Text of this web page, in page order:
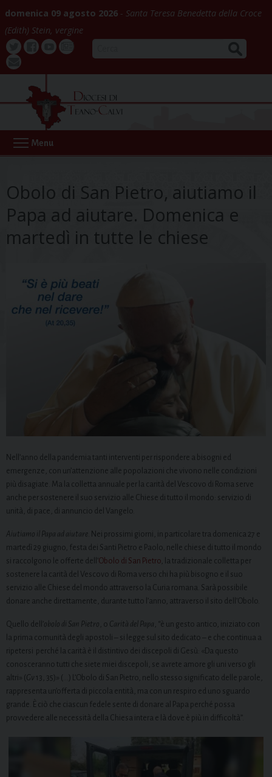
content
domenica 09 agosto 2026
Santa Teresa Benedetta della Croce
(Edith) Stein, vergine
Twitter
Buona
webmail
Menu
Obolo di San Pietro, aiutiamo il
Papa ad aiutare. Domenica e
martedì in tutte le chiese
Nell’anno della pandemia tanti interventi per rispondere a bisogni ed
emergenze, con un’attenzione alle popolazioni che vivono nelle condizioni
più disagiate. Ma la colletta annuale per la carità del Vescovo di Roma serve
anche per sostenere il suo servizio alle Chiese di tutto il mondo: servizio di
unità, di pace, di annuncio del Vangelo.
Aiutiamo il Papa ad aiutare . Nei prossimi giorni, in particolare tra domenica 27 e
martedì 29 giugno, festa dei Santi Pietro e Paolo, nelle chiese di tutto il mondo
si raccolgono le offerte dell’Obolo di San Pietro , la tradizionale colletta per
sostenere la carità del Vescovo di Roma verso chi ha più bisogno e il suo
servizio alle Chiese del mondo attraverso la Curia romana. Sarà possibile
donare anche direttamente, durante tutto l’anno, attraverso il sito dell’Obolo.
Quello dell’obolo di San Pietro , o Carità del Papa , “è un gesto antico, iniziato con
la prima comunità degli apostoli – si legge sul sito dedicato – e che continua a
ripetersi perché la carità è il distintivo dei discepoli di Gesù: «Da questo
conosceranno tutti che siete miei discepoli, se avrete amore gli uni verso gli
altri» (Gv 13, 35)» (…) L’Obolo di San Pietro, nello stesso significato delle parole,
rappresenta un’offerta di piccola entità, ma con un respiro ed uno sguardo
grande. È ciò che ciascun fedele sente di donare al Papa perché possa
provvedere alle necessità della Chiesa intera e là dove è più in difficoltà”.